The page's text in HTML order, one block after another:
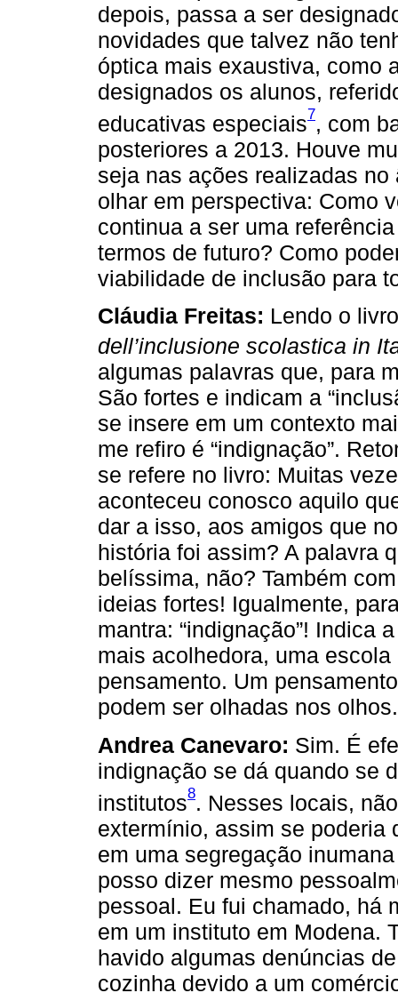
depois, passa a ser
novidades que talvez não
óptica mais exaustiva, como
designados os alunos,
educativas especiais7, com
posteriores a 2013. Houve
seja nas ações realizadas
olhar em perspectiva: Como
continua a ser uma
termos de futuro? Como
viabilidade de inclusão para
Cláudia Freitas: Lendo o
dell’inclusione scolastica in
algumas palavras que, para
São fortes e indicam a
se insere em um contexto
me refiro é “indignação”.
se refere no livro: Muitas
aconteceu conosco aquilo
dar a isso, aos amigos que
história foi assim? A palavra
belíssima, não? Também
ideias fortes! Igualmente,
mantra: “indignação”! Indica
mais acolhedora, uma
pensamento. Um
podem ser olhadas nos olhos.
Andrea Canevaro: Sim. É
indignação se dá quando se
institutos8. Nesses locais,
extermínio, assim se poderia
em uma segregação
posso dizer mesmo
pessoal. Eu fui chamado, há
em um instituto em Modena.
havido algumas denúncias
cozinha devido a um